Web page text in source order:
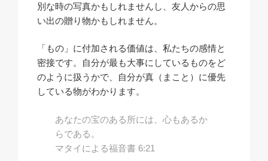
別な時の写真かもしれませんし、友人からの思
い出の贈り物かもしれません。
「もの」に付加される価値は、私たちの感情と
密接です。自分が最も大事にしているものをど
のように扱うかで、自分が真（まこと）に優先
している物がわかります。
あなたの宝のある所には、心もあるか
らである。
マタイによる福音書 6:21